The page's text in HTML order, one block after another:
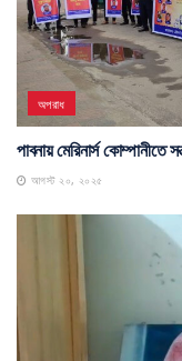
অপরাধ
পাবনায় মেরিনার্স কোম্পানীতে
আগস্ট ২০, ২০২৫